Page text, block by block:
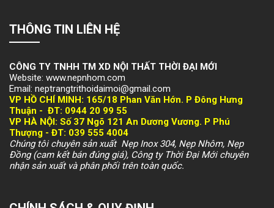
THÔNG TIN LIÊN HỆ
CÔNG TY TNHH TM XD NỘI THẤT THỜI ĐẠI MỚI
Website: www.nepnhom.com
Email: neptrangtrithoidaimoi@gmail.com
VP HỒ CHÍ MINH: 165/18 Phan Văn Hớn. P Đông Hưng
Thuận - ĐT: 0944 20 99 55
VP HÀ NỘI: Số 37 Ngõ 121 An Dương Vương. P Phú
Thượng - ĐT: 039 555 4004
Chúng tôi chuyên sản xuất Nẹp Inox 304, Nẹp Nhôm, Nẹp
Đồng (cam kết bán đúng giá), Công ty Thời Đại Mới chuyên
nhận sản xuất và phân phối trên toàn quốc.